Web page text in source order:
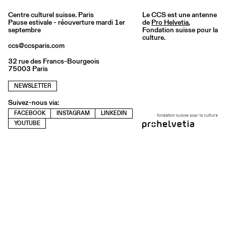
Centre culturel suisse. Paris
Pause estivale - réouverture mardi 1er
septembre
ccs@ccsparis.com
32 rue des Francs-Bourgeois
75003 Paris
NEWSLETTER
Suivez-nous via:
FACEBOOK INSTAGRAM
LINKEDIN
YOUTUBE
Le CCS est une antenne
de Pro Helvetia,
Fondation suisse pour la
culture.